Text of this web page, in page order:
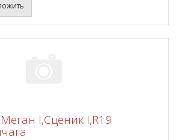
I,Сценик I,R19